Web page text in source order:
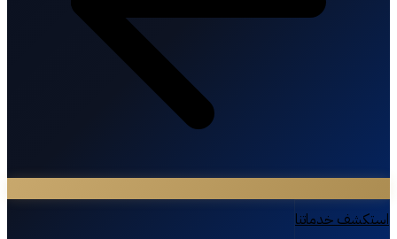
استكشف خدماتنا